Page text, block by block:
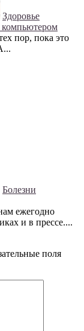
Здоровье
компьютером
пор, пока это
Болезни
ежегодно
и в прессе....
поля